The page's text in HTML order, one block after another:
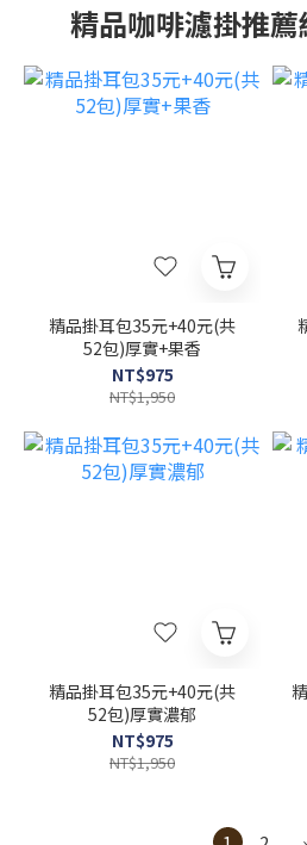
精品咖啡濾掛推
精品掛耳包35元+40元(共
52包)厚實+果香
NT$975
NT$1,950
精品掛耳包35元+40元(共
52包)厚實濃郁
NT$975
NT$1,950